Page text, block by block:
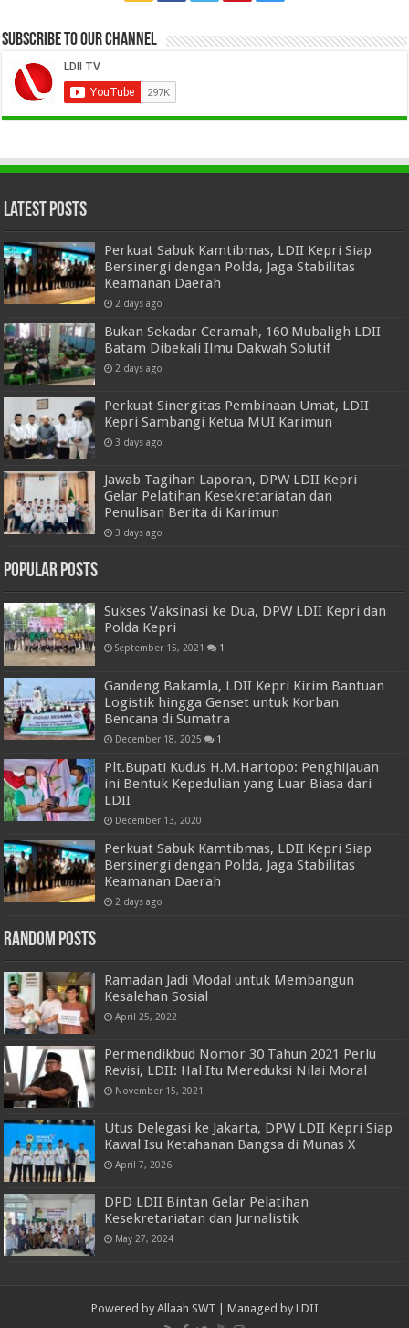
Subscribe to our Channel
Latest Posts
Perkuat Sabuk Kamtibmas, LDII Kepri Siap
Bersinergi dengan Polda, Jaga Stabilitas
Keamanan Daerah
2 days ago
Bukan Sekadar Ceramah, 160 Mubaligh LDII
Batam Dibekali Ilmu Dakwah Solutif
2 days ago
Perkuat Sinergitas Pembinaan Umat, LDII
Kepri Sambangi Ketua MUI Karimun
3 days ago
Jawab Tagihan Laporan, DPW LDII Kepri
Gelar Pelatihan Kesekretariatan dan
Penulisan Berita di Karimun
3 days ago
Popular Posts
Sukses Vaksinasi ke Dua, DPW LDII Kepri dan
Polda Kepri
September 15, 2021 1
Gandeng Bakamla, LDII Kepri Kirim Bantuan
Logistik hingga Genset untuk Korban
Bencana di Sumatra
December 18, 2025 1
Plt.Bupati Kudus H.M.Hartopo: Penghijauan
ini Bentuk Kepedulian yang Luar Biasa dari
LDII
December 13, 2020
Perkuat Sabuk Kamtibmas, LDII Kepri Siap
Bersinergi dengan Polda, Jaga Stabilitas
Keamanan Daerah
2 days ago
Random Posts
Ramadan Jadi Modal untuk Membangun
Kesalehan Sosial
April 25, 2022
Permendikbud Nomor 30 Tahun 2021 Perlu
Revisi, LDII: Hal Itu Mereduksi Nilai Moral
November 15, 2021
Utus Delegasi ke Jakarta, DPW LDII Kepri Siap
Kawal Isu Ketahanan Bangsa di Munas X
April 7, 2026
DPD LDII Bintan Gelar Pelatihan
Kesekretariatan dan Jurnalistik
May 27, 2024
Powered by Allaah SWT | Managed by LDII